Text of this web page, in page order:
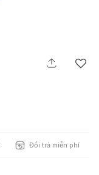
Đổi trả miễn phí